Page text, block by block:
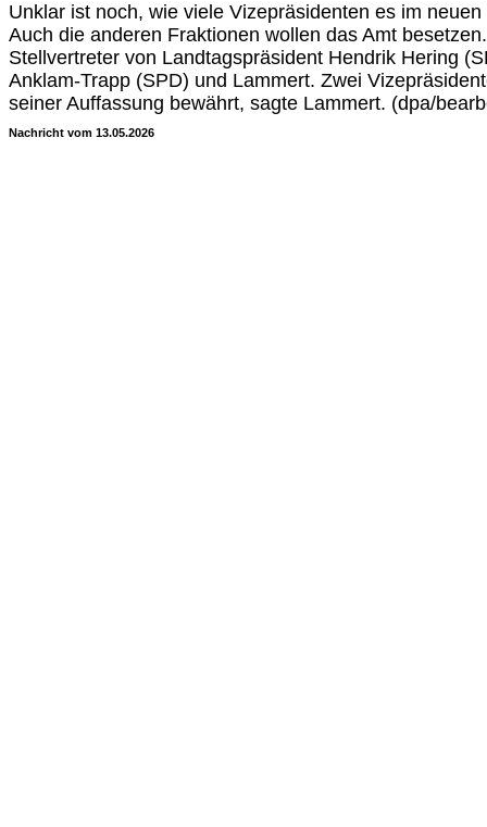
Unklar ist noch, wie viele Vizepräsidenten es im
Auch die anderen Fraktionen wollen das Amt
Stellvertreter von Landtagspräsident Hendrik Hering
Anklam-Trapp (SPD) und Lammert. Zwei
seiner Auffassung bewährt, sagte Lammert. (dpa/
Nachricht vom 13.05.2026